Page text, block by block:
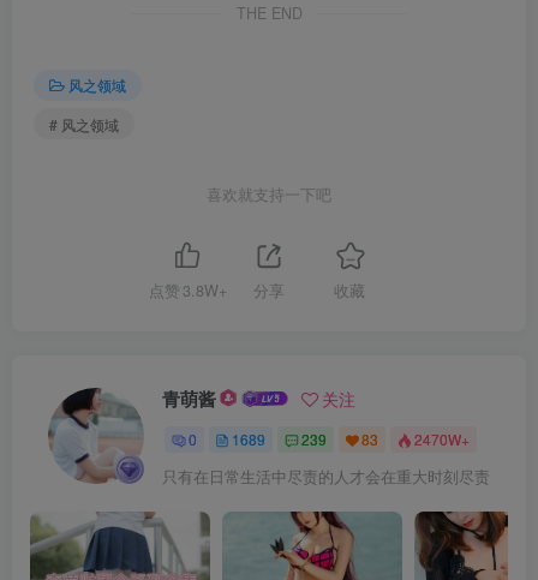
THE END
风之领域
# 风之领域
喜欢就支持一下吧
点赞 3.8W+ 分享 收藏
青萌酱 关注
0 1689 239 83 2470W+
只有在日常生活中尽责的人才会在重大时刻尽责